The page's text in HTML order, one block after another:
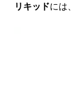
リキッドには